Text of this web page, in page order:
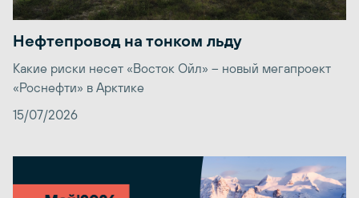
Нефтепровод на тонком льду
Какие риски несет «Восток Ойл» – новый мегапроект
«Роснефти» в Арктике
15/07/2026